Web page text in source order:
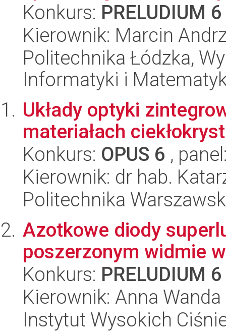
Konkurs: PRELUDIUM 6
Kierownik: Marcin
Politechnika Łódzka,
Informatyki i
Układy optyki
materiałach
Konkurs: OPUS 6 ,
Kierownik: dr hab.
Politechnika
Azotkowe diody
poszerzonym widmie
Konkurs: PRELUDIUM 6
Kierownik: Anna
Instytut Wysokich